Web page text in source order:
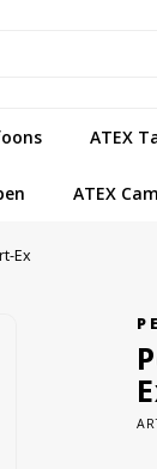
ATEX
ATEX
Ex